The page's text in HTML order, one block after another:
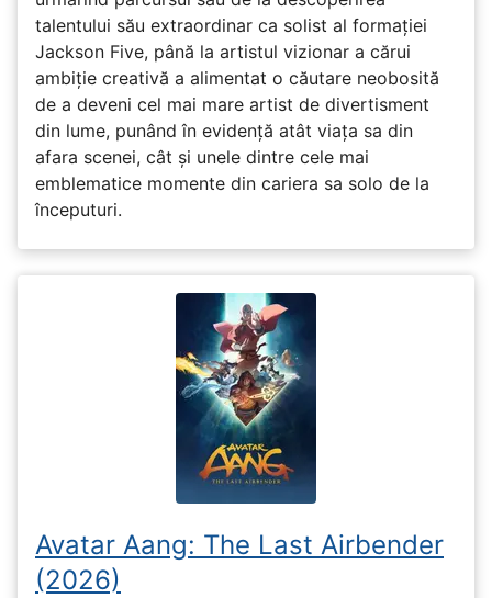
talentului său extraordinar ca solist al formației
Jackson Five, până la artistul vizionar a cărui
ambiție creativă a alimentat o căutare neobosită
de a deveni cel mai mare artist de divertisment
din lume, punând în evidență atât viața sa din
afara scenei, cât și unele dintre cele mai
emblematice momente din cariera sa solo de la
începuturi.
Avatar Aang: The Last Airbender
(2026)